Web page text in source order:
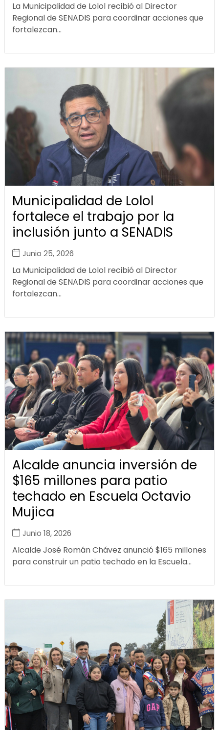
La Municipalidad de Lolol recibió al Director
Regional de SENADIS para coordinar acciones que
fortalezcan...
Municipalidad de Lolol
fortalece el trabajo por la
inclusión junto a SENADIS
Junio 25, 2026
La Municipalidad de Lolol recibió al Director
Regional de SENADIS para coordinar acciones que
fortalezcan...
Alcalde anuncia inversión de
$165 millones para patio
techado en Escuela Octavio
Mujica
Junio 18, 2026
Alcalde José Román Chávez anunció $165 millones
para construir un patio techado en la Escuela...